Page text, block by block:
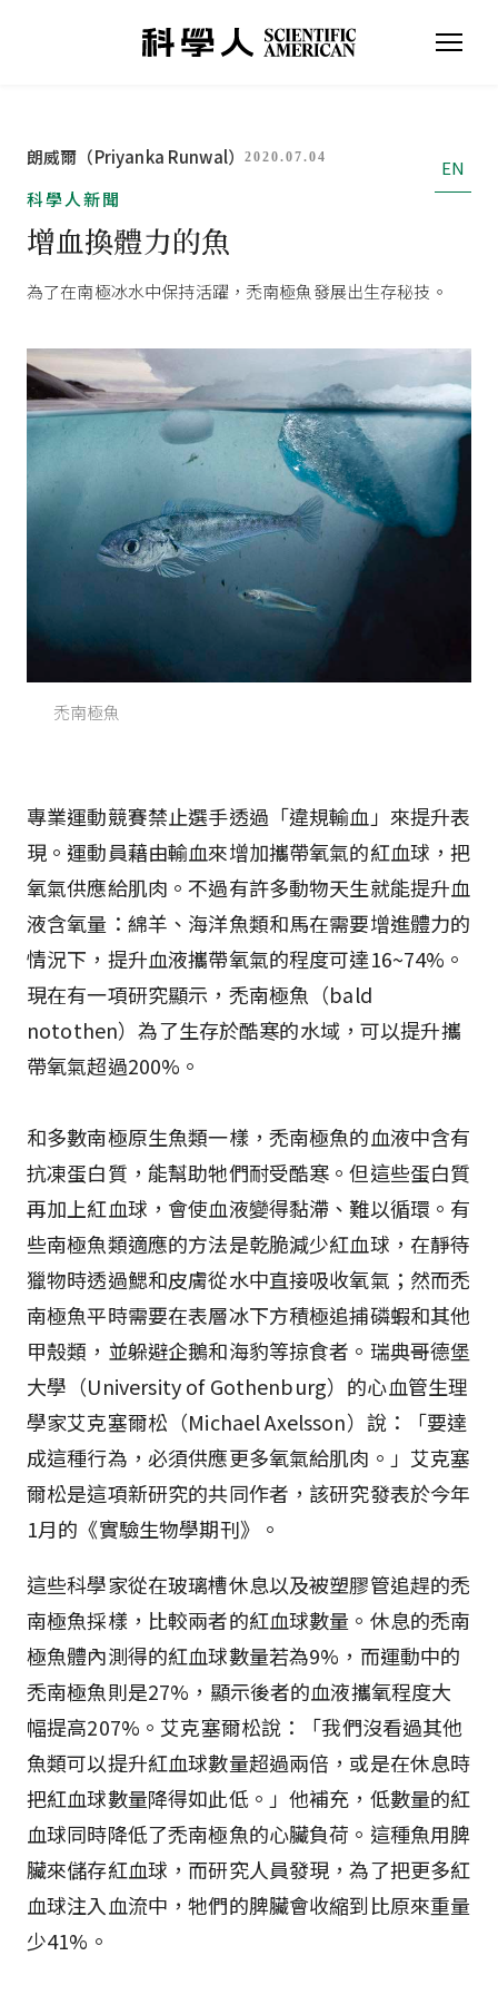
朗威爾（Priyanka Runwal）2020.07.04
EN
科學人新聞
增血換體力的魚
為了在南極冰水中保持活躍，禿南極魚發展出生存秘技。
禿南極魚
專業運動競賽禁止選手透過「違規輸血」來提升表
現。運動員藉由輸血來增加攜帶氧氣的紅血球，把
氧氣供應給肌肉。不過有許多動物天生就能提升血
液含氧量：綿羊、海洋魚類和馬在需要增進體力的
情況下，提升血液攜帶氧氣的程度可達16~74%。
現在有一項研究顯示，禿南極魚（bald
notothen）為了生存於酷寒的水域，可以提升攜
帶氧氣超過200%。
和多數南極原生魚類一樣，禿南極魚的血液中含有
抗凍蛋白質，能幫助牠們耐受酷寒。但這些蛋白質
再加上紅血球，會使血液變得黏滯、難以循環。有
些南極魚類適應的方法是乾脆減少紅血球，在靜待
獵物時透過鰓和皮膚從水中直接吸收氧氣；然而禿
南極魚平時需要在表層冰下方積極追捕磷蝦和其他
甲殼類，並躲避企鵝和海豹等掠食者。瑞典哥德堡
大學（University of Gothenburg）的心血管生理
學家艾克塞爾松（Michael Axelsson）說：「要達
成這種行為，必須供應更多氧氣給肌肉。」艾克塞
爾松是這項新研究的共同作者，該研究發表於今年
1月的《實驗生物學期刊》。
這些科學家從在玻璃槽休息以及被塑膠管追趕的禿
南極魚採樣，比較兩者的紅血球數量。休息的禿南
極魚體內測得的紅血球數量若為9%，而運動中的
禿南極魚則是27%，顯示後者的血液攜氧程度大
幅提高207%。艾克塞爾松說：「我們沒看過其他
魚類可以提升紅血球數量超過兩倍，或是在休息時
把紅血球數量降得如此低。」他補充，低數量的紅
血球同時降低了禿南極魚的心臟負荷。這種魚用脾
臟來儲存紅血球，而研究人員發現，為了把更多紅
血球注入血流中，牠們的脾臟會收縮到比原來重量
少41%。